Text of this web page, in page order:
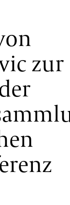
zur